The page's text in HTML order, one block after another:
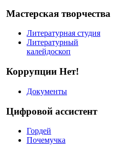
Мастерская творчества
Литературная студия
Литературный
калейдоскоп
Коррупции Нет!
Документы
Цифровой ассистент
Гордей
Почемучка